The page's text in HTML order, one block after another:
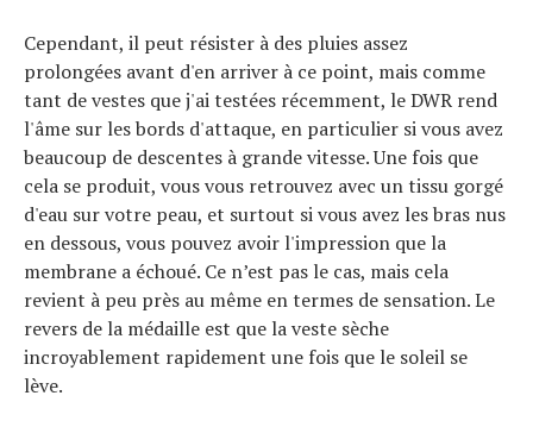
Cependant, il peut résister à des pluies assez
prolongées avant d'en arriver à ce point, mais comme
tant de vestes que j'ai testées récemment, le DWR rend
l'âme sur les bords d'attaque, en particulier si vous avez
beaucoup de descentes à grande vitesse. Une fois que
cela se produit, vous vous retrouvez avec un tissu gorgé
d'eau sur votre peau, et surtout si vous avez les bras nus
en dessous, vous pouvez avoir l'impression que la
membrane a échoué. Ce n’est pas le cas, mais cela
revient à peu près au même en termes de sensation. Le
revers de la médaille est que la veste sèche
incroyablement rapidement une fois que le soleil se
lève.